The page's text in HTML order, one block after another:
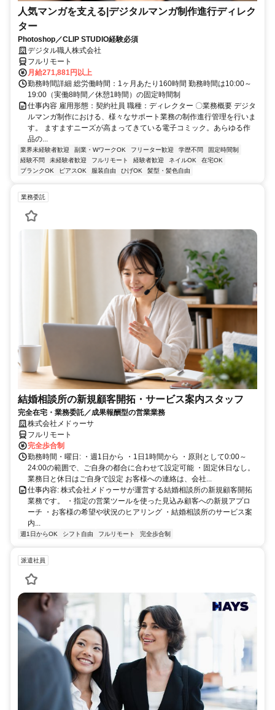
人気マンガを支える|デジタルマンガ制作進行ディレク
ター
Photoshop／CLIP STUDIO経験必須
デジタル職人株式会社
フルリモート
月給271,881円以上
勤務時間詳細 総労働時間：1ヶ月あたり160時間 勤務時間は10:00～
19:00（実働8時間／休憩1時間）の固定時間制
仕事内容 雇用形態：契約社員 職種：ディレクター 〇業務概要 デジタ
ルマンガ制作における、様々なサポート業務の制作進行管理を行いま
す。 ますますニーズが高まってきている電子コミック。あらゆる作
品の...
業界未経験者歓迎 副業・WワークOK フリーター歓迎 学歴不問
固定時間制
経験不問
未経験者歓迎 フルリモート 経験者歓迎 ネイルOK
在宅OK
ブランクOK
ピアスOK 服装自由 ひげOK 髪型・髪色自由
業務委託
結婚相談所の新規顧客開拓・サービス案内スタッフ
完全在宅・業務委託／成果報酬型の営業業務
株式会社メドゥーサ
フルリモート
完全歩合制
勤務時間・曜日: ・週1日から ・1日1時間から ・原則として0:00～
24:00の範囲で、ご自身の都合に合わせて設定可能 ・固定休日なし。
業務日と休日はご自身で設定 お客様への連絡は、会社...
仕事内容: 株式会社メドゥーサが運営する結婚相談所の新規顧客開拓
業務です。 ・指定の営業ツールを使った見込み顧客への新規アプロ
ーチ ・お客様の希望や状況のヒアリング ・結婚相談所のサービス案
内...
週1日からOK シフト自由 フルリモート 完全歩合制
派遣社員